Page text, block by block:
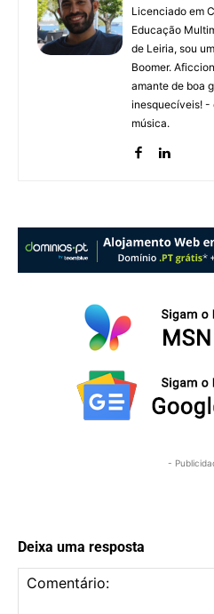
Licenciado em
Educação
de Leiria, sou
Boomer.
amante de boa
inesquecíveis! -
música.
-
Deixa uma resposta